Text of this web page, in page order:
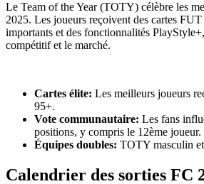
Le Team of the Year (TOTY) célèbre les
2025. Les joueurs reçoivent des cartes
importants et des fonctionnalités
compétitif et le marché.
Cartes élite: Les meilleurs joueurs
95+.
Vote communautaire: Les fans
positions, y compris le 12ème joueur.
Équipes doubles: TOTY masculin
Calendrier des sorties FC